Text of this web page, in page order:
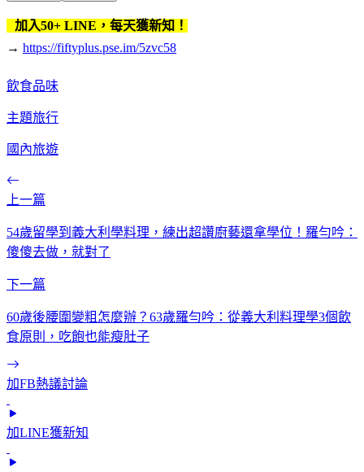
加入50+ LINE，每天獲新知！
→ https://fiftyplus.pse.im/5zvc58
飲食品味
主題旅行
國內旅遊
上一篇
54歲留學到義大利學料理，練出超讚廚藝還拿學位！羅勻吟：
傻傻去做，就對了
下一篇
60歲後腰圍變粗怎麼辦？63歲羅勻吟：從義大利料理學3個飲
食原則，吃飽也能瘦肚子
加FB熱議討論
加LINE獲新知